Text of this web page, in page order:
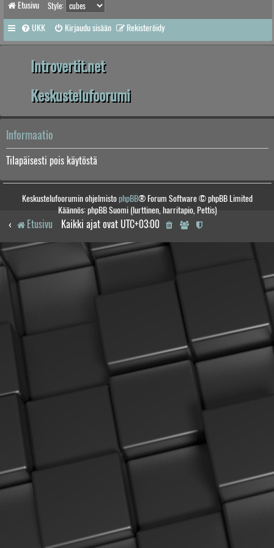
Etusivu Style:
UKK Kirjaudu sisään Rekisteröidy
Introvertit.net
Keskustelufoorumi
Informaatio
Tilapäisesti pois käytöstä
Keskustelufoorumin ohjelmistophpBB® Forum Software © phpBB Limited
Käännös: phpBB Suomi (lurttinen, harritapio, Pettis)
Etusivu Kaikki ajat ovat UTC+03:00